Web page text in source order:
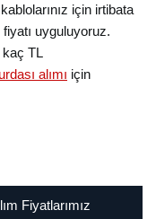
için irtibata
uyguluyoruz.
kaç TL
alımı için
Fiyatlarımız